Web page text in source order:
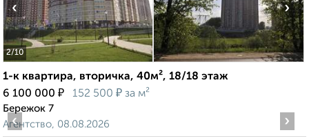
2/10
‹ ›
1-к квартира, вторичка, 40м², 18/18 этаж
6 100 000 ₽ 152 500 ₽ за м²
Бережок 7
Агентство, 08.08.2026
‹ ›